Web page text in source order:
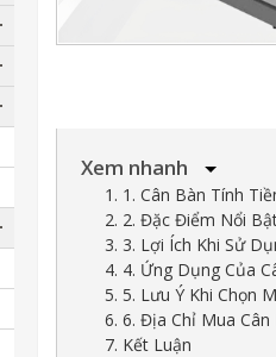
Xem nhanh
1. 1. Cân Bàn Tính
2. 2. Đặc Điểm Nổi
3. 3. Lợi Ích Khi Sử
4. 4. Ứng Dụng Của
5. 5. Lưu Ý Khi Chọn
6. 6. Địa Chỉ Mua Cân
7. Kết Luận